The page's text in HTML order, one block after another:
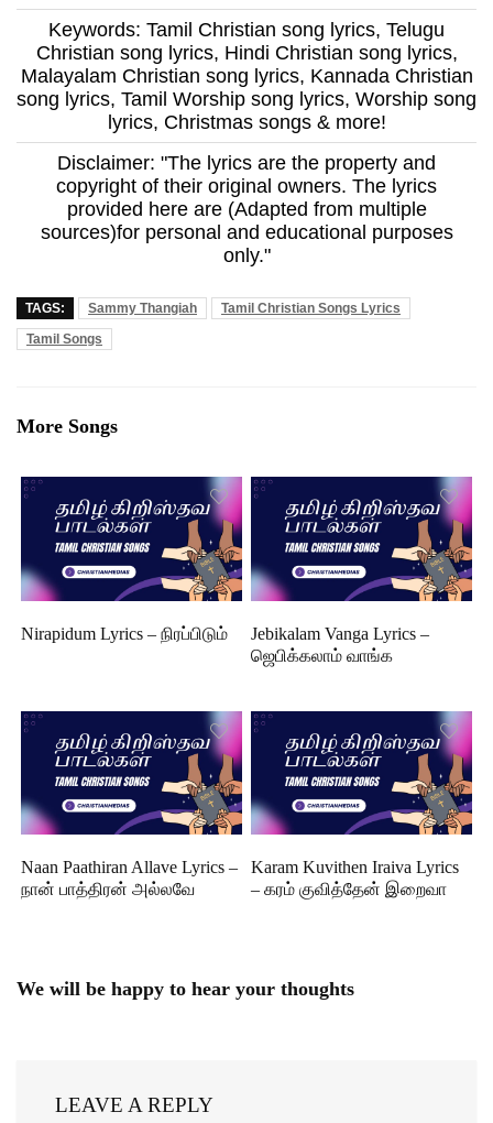
Keywords: Tamil Christian song lyrics, Telugu
Christian song lyrics, Hindi Christian song lyrics,
Malayalam Christian song lyrics, Kannada Christian
song lyrics, Tamil Worship song lyrics, Worship song
lyrics, Christmas songs & more!
Disclaimer: "The lyrics are the property and
copyright of their original owners. The lyrics
provided here are (Adapted from multiple
sources)for personal and educational purposes
only."
TAGS: Sammy Thangiah
Tamil Christian Songs Lyrics
Tamil Songs
More Songs
Nirapidum Lyrics – நிரப்பிடும்
Jebikalam Vanga Lyrics –
ஜெபிக்கலாம் வாங்க
Naan Paathiran Allave Lyrics –
நான் பாத்திரன் அல்லவே
Karam Kuvithen Iraiva Lyrics
– கரம் குவித்தேன் இறைவா
We will be happy to hear your thoughts
LEAVE A REPLY